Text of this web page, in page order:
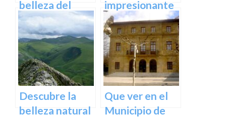
belleza del
Santuario de
Arantzazu en
Guipuzcoa –
Guía turística y
cultural
impresionante
arte natural del
Bosque de Oma
en Vizcaya
Descubre la
belleza natural
Que ver en el
Municipio de